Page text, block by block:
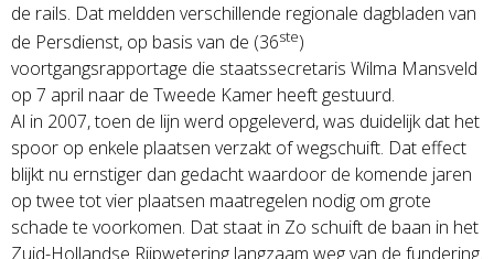
de rails. Dat meldden verschillende regionale dagbladen van
de Persdienst, op basis van de (36ste)
voortgangsrapportage die staatssecretaris Wilma Mansveld
op 7 april naar de Tweede Kamer heeft gestuurd.
Al in 2007, toen de lijn werd opgeleverd, was duidelijk dat het
spoor op enkele plaatsen verzakt of wegschuift. Dat effect
blijkt nu ernstiger dan gedacht waardoor de komende jaren
op twee tot vier plaatsen maatregelen nodig om grote
schade te voorkomen. Dat staat in Zo schuift de baan in het
Zuid-Hollandse Rijpwetering langzaam weg van de fundering.